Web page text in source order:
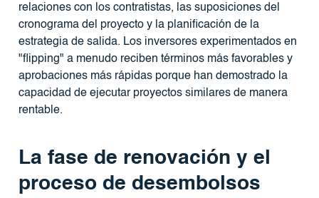
relaciones con los contratistas, las suposiciones del
cronograma del proyecto y la planificación de la
estrategia de salida. Los inversores experimentados en
"flipping" a menudo reciben términos más favorables y
aprobaciones más rápidas porque han demostrado la
capacidad de ejecutar proyectos similares de manera
rentable.
La fase de renovación y el
proceso de desembolsos